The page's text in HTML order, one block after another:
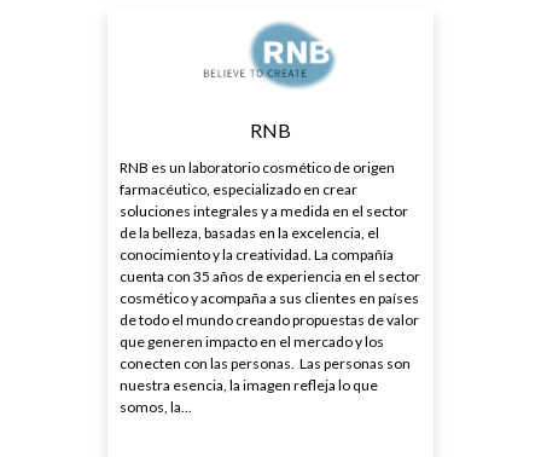
RNB
RNB es un laboratorio cosmético de origen
farmacéutico, especializado en crear
soluciones integrales y a medida en el sector
de la belleza, basadas en la excelencia, el
conocimiento y la creatividad. La compañía
cuenta con 35 años de experiencia en el sector
cosmético y acompaña a sus clientes en países
de todo el mundo creando propuestas de valor
que generen impacto en el mercado y los
conecten con las personas. Las personas son
nuestra esencia, la imagen refleja lo que
somos, la...